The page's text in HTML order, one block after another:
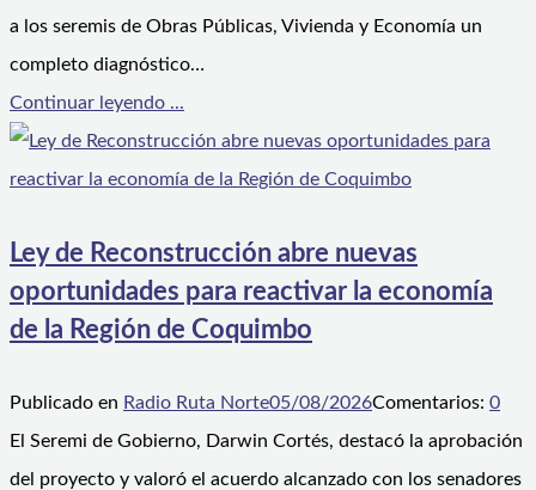
a los seremis de Obras Públicas, Vivienda y Economía un
completo diagnóstico…
Continuar leyendo ...
Ley de Reconstrucción abre nuevas
oportunidades para reactivar la economía
de la Región de Coquimbo
Publicado en Radio Ruta Norte05/08/2026Comentarios: 0
El Seremi de Gobierno, Darwin Cortés, destacó la aprobación
del proyecto y valoró el acuerdo alcanzado con los senadores